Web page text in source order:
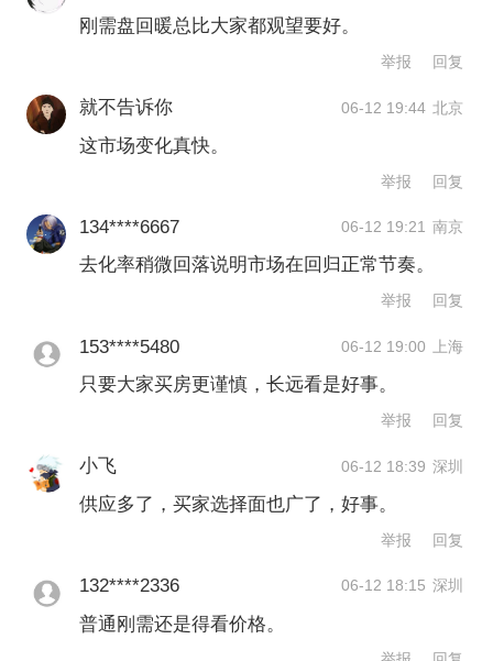
在业内看来，高端市场降温的背后，本
克而瑞深度咨询、
理杨科伟认为，过去几年，在核心地段
稀缺土地供应、改善需求释放以及资产
配置需求推动下，高端住宅成为市场中
最具确定性的板块。但随着调整周期拉
长，前期积累的高端需求已被持续消
化，而未来供应规模却在明显增加。
他表示，随着高端宅地陆续进入开发和
销售阶段，今年下半年以及未来两年
内，多个一二线城市都将迎来较大规模
的高端住宅供应，部分城市高端宅地供
应规模已明显高于当前市场消化能力。
刚需盘回暖总比大家都观望要好。
举报 回复
就不告诉你 06-12 19:44 北京
这市场变化真快。
举报 回复
134****6667 06-12 19:21 南京
去化率稍微回落说明市场在回归正常节奏。
举报 回复
153****5480 06-12 19:00 上海
只要大家买房更谨慎，长远看是好事。
举报 回复
小飞 06-12 18:39 深圳
供应多了，买家选择面也广了，好事。
举报 回复
132****2336 06-12 18:15 深圳
普通刚需还是得看价格。